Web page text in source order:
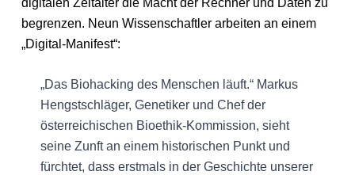
begrenzen. Neun Wissenschaftler arbeiten an einem
„Digital-Manifest“:
„Das Biohacking des Menschen läuft.“ Markus
Hengstschläger, Genetiker und Chef der
österreichischen Bioethik-Kommission, sieht
seine Zunft an einem historischen Punkt und
fürchtet, dass erstmals in der Geschichte unserer